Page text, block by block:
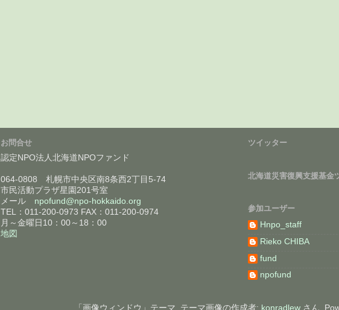
お問合せ
認定NPO法人北海道NPOファンド
064-0808 札幌市中央区南8条西2丁目5-74
市民活動プラザ星園201号室
メール npofund@npo-hokkaido.org
TEL：011-200-0973 FAX：011-200-0974
月～金曜日10：00～18：00
地図
ツイッター
北海道災害復興支援基金
参加ユーザー
Hnpo_staff
Rieko CHIBA
fund
npofund
「画像ウィンドウ」テーマ. テーマ画像の作成者: konradlew さん.